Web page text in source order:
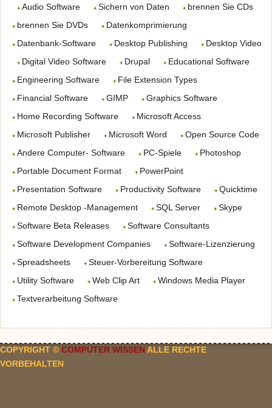
Audio Software
Sichern von Daten
brennen Sie CDs
brennen Sie DVDs
Datenkomprimierung
Datenbank-Software
Desktop Publishing
Desktop Video
Digital Video Software
Drupal
Educational Software
Engineering Software
File Extension Types
Financial Software
GIMP
Graphics Software
Home Recording Software
Microsoft Access
Microsoft Publisher
Microsoft Word
Open Source Code
Andere Computer- Software
PC-Spiele
Photoshop
Portable Document Format
PowerPoint
Presentation Software
Productivity Software
Quicktime
Remote Desktop -Management
SQL Server
Skype
Software Beta Releases
Software Consultants
Software Development Companies
Software-Lizenzierung
Spreadsheets
Steuer-Vorbereitung Software
Utility Software
Web Clip Art
Windows Media Player
Textverarbeitung Software
COPYRIGHT © COMPUTER WISSEN ALLE RECHTE
VORBEHALTEN